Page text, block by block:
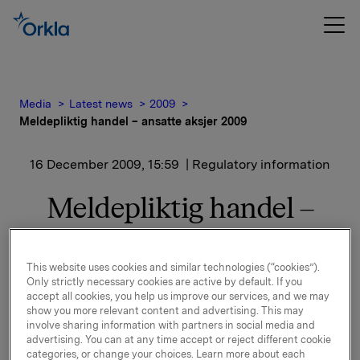
Media Latest news
2009
Meldepliktig handel – ansatte aksjer 2009
16 December 2009, 15:59 | Regulatory information
Meldepliktig handel –
ansatte aksjer 2009
Vi ser til børsmelding datert 12. november 2009 om
tilbud til Orklas ansatte om å kjøpe Orkla-aksjer.
Orkla har i dag den 16. desember 2009 overført 1 289
452 Orkla-aksjer til egne ansatte.
This website uses cookies and similar technologies (“cookies”).
Only strictly necessary cookies are active by default. If you
accept all cookies, you help us improve our services, and we may
show you more relevant content and advertising. This may
involve sharing information with partners in social media and
advertising. You can at any time accept or reject different cookie
categories, or change your choices. Learn more about each